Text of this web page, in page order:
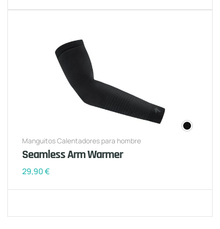
Manguitos Calentadores para hombre
Seamless Arm Warmer
29,90€